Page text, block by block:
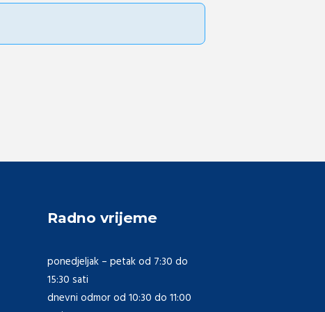
Radno vrijeme
ponedjeljak – petak od 7:30 do
15:30 sati
dnevni odmor od 10:30 do 11:00